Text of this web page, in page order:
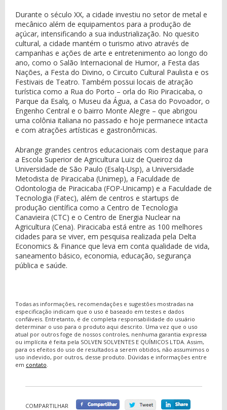
Durante o século XX, a cidade investiu no setor de metal e
mecânico além de equipamentos para a produção de
açúcar, intensificando a sua industrialização. No quesito
cultural, a cidade mantém o turismo ativo através de
campanhas e ações de arte e entretenimento ao longo do
ano, como o Salão Internacional de Humor, a Festa das
Nações, a Festa do Divino, o Circuito Cultural Paulista e os
Festivais de Teatro. Também possui locais de atração
turística como a Rua do Porto – orla do Rio Piracicaba, o
Parque da Esalq, o Museu da Água, a Casa do Povoador, o
Engenho Central e o bairro Monte Alegre – que abrigou
uma colônia italiana no passado e hoje permanece intacta
e com atrações artísticas e gastronômicas.
Abrange grandes centros educacionais com destaque para
a Escola Superior de Agricultura Luiz de Queiroz da
Universidade de São Paulo (Esalq-Usp), a Universidade
Metodista de Piracicaba (Unimep), a Faculdade de
Odontologia de Piracicaba (FOP-Unicamp) e a Faculdade de
Tecnologia (Fatec), além de centros e startups de
produção científica como a Centro de Tecnologia
Canavieira (CTC) e o Centro de Energia Nuclear na
Agricultura (Cena). Piracicaba está entre as 100 melhores
cidades para se viver, em pesquisa realizada pela Delta
Economics & Finance que leva em conta qualidade de vida,
saneamento básico, economia, educação, segurança
pública e saúde.
Todas as informações, recomendações e sugestões mostradas na
especificação indicam que o uso é baseado em testes e dados
confiáveis. Entretanto, é de completa responsabilidade do usuário
determinar o uso para o produto aqui descrito. Uma vez que o uso
atual por outros foge de nossos controles, nenhuma garantia expressa
ou implícita é feita pela SOLVEN SOLVENTES E QUÍMICOS LTDA. Assim,
para os efeitos do uso de resultados a serem obtidos, não assumimos o
uso indevido, por outros, desse produto. Dúvidas e informações entre
em contato.
COMPARTILHAR